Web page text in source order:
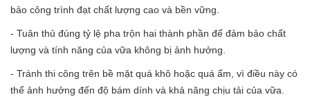
bảo công trình đạt chất lượng cao và bền vững.
- Tuân thủ đúng tỷ lệ pha trộn hai thành phần để đảm bảo chất
lượng và tính năng của vữa không bị ảnh hưởng.
- Tránh thi công trên bề mặt quá khô hoặc quá ẩm, vì điều này có
thể ảnh hưởng đến độ bám dính và khả năng chịu tải của vữa.